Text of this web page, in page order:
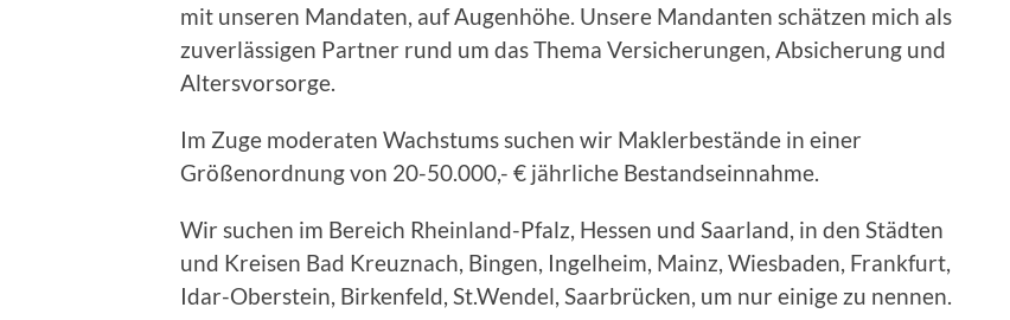
mit unseren Mandaten, auf Augenhöhe. Unsere Mandanten schätzen mich als
zuverlässigen Partner rund um das Thema Versicherungen, Absicherung und
Altersvorsorge.
Im Zuge moderaten Wachstums suchen wir Maklerbestände in einer
Größenordnung von 20-50.000,- € jährliche Bestandseinnahme.
Wir suchen im Bereich Rheinland-Pfalz, Hessen und Saarland, in den Städten
und Kreisen Bad Kreuznach, Bingen, Ingelheim, Mainz, Wiesbaden, Frankfurt,
Idar-Oberstein, Birkenfeld, St.Wendel, Saarbrücken, um nur einige zu nennen.